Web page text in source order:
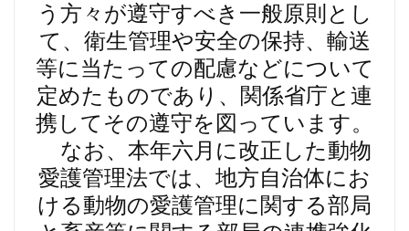
う方々が遵守すべき一般原則とし
て、衛生管理や安全の保持、輸送
等に当たっての配慮などについて
定めたものであり、関係省庁と連
携してその遵守を図っています。
なお、本年六月に改正した動物
愛護管理法では、地方自治体にお
ける動物の愛護管理に関する部局